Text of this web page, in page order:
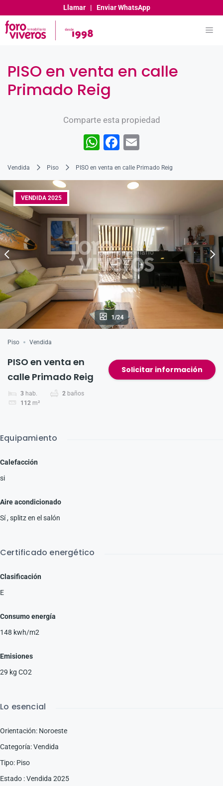
Llamar| Enviar WhatsApp
PISO en venta en calle
Primado Reig
Comparte esta propiedad
W
at
p
p
F
c
e
o
o
k
ai
Vendida Piso PISO en venta en calle Primado Reig
VENDIDA 2025
1/24
Piso Vendida
PISO en venta en
calle Primado Reig
3 hab. 2 baños
112 m²
Solicitar información
Equipamiento
Calefacción
si
Aire acondicionado
Sí , splitz en el salón
Certificado energético
Clasificación
E
Consumo energía
148 kwh/m2
Emisiones
29 kg CO2
Lo esencial
Orientación: Noroeste
Categoría:Vendida
Tipo: Piso
Estado :Vendida 2025